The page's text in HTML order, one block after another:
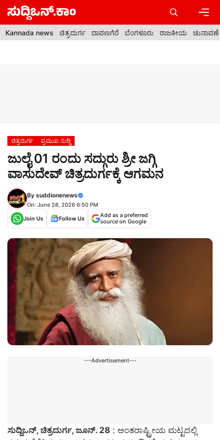
Skip
content
Kannada news ಚಿತ್ರದುರ್ಗ ದಾವಣಗೆರೆ ಬೆಂಗಳೂರು ರಾಜಕೀಯ ಚುನಾವಣೆ
ಚಿತ್ರದುರ್ಗ ಪ್ರಮುಖ ಸುದ್ದಿ
ಜುಲೈ 01 ರಂದು ಸದ್ಗುರು ಶ್ರೀ ಜಗ್ಗಿ
ವಾಸುದೇವ್ ಚಿತ್ರದುರ್ಗಕ್ಕೆ ಆಗಮನ
By suddionenews
On: June 28, 2026 6:50 PM
Join Us
Follow Us
Add as a preferred
source on Google
---Advertisement---
ಸುದ್ದಿಒನ್, ಚಿತ್ರದುರ್ಗ, ಜೂನ್‌. 28 : ಅಂತರಾಷ್ಟ್ರೀಯ ಮಟ್ಟದಲ್ಲಿ